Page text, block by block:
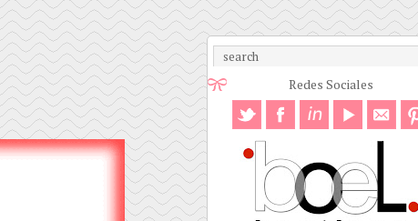
Redes Sociales